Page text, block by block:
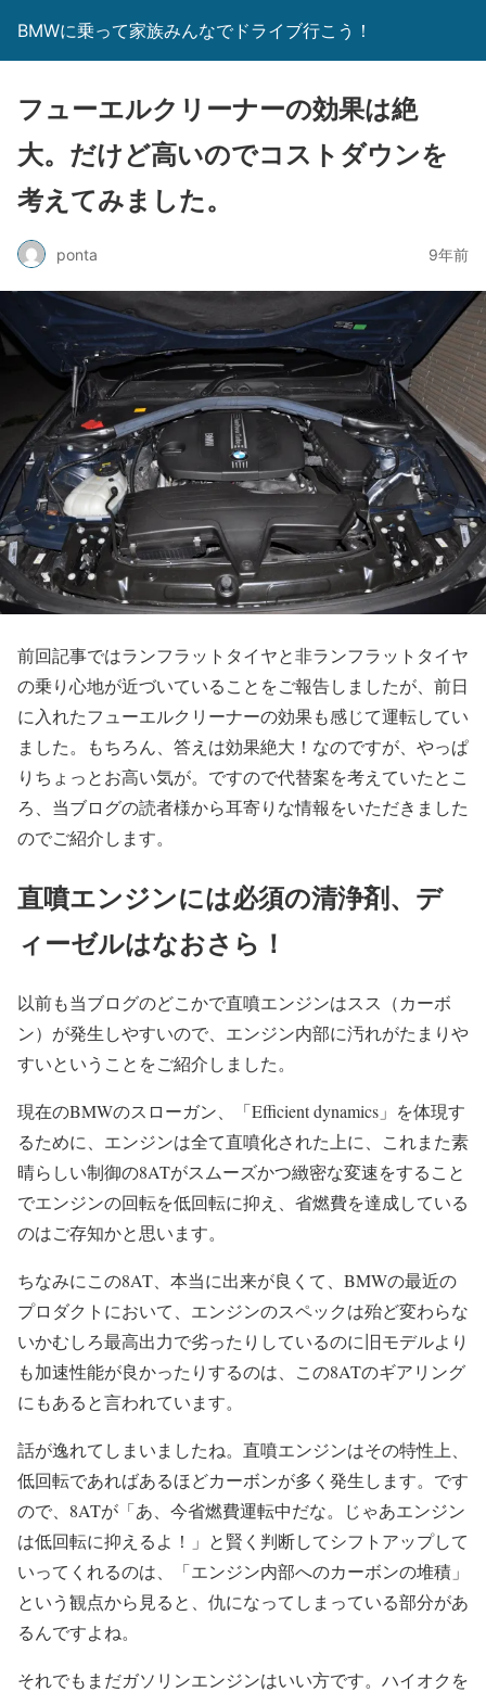
BMWに乗って家族みんなでドライブ行こう！
フューエルクリーナーの効果は絶
大。だけど高いのでコストダウンを
考えてみました。
ponta 9年前
前回記事ではランフラットタイヤと非ランフラットタイヤ
の乗り心地が近づいていることをご報告しましたが、前日
に入れたフューエルクリーナーの効果も感じて運転してい
ました。もちろん、答えは効果絶大！なのですが、やっぱ
りちょっとお高い気が。ですので代替案を考えていたとこ
ろ、当ブログの読者様から耳寄りな情報をいただきました
のでご紹介します。
直噴エンジンには必須の清浄剤、デ
ィーゼルはなおさら！
以前も当ブログのどこかで直噴エンジンはスス（カーボ
ン）が発生しやすいので、エンジン内部に汚れがたまりや
すいということをご紹介しました。
現在のBMWのスローガン、「Efficient dynamics」を体現す
るために、エンジンは全て直噴化された上に、これまた素
晴らしい制御の8ATがスムーズかつ緻密な変速をすること
でエンジンの回転を低回転に抑え、省燃費を達成している
のはご存知かと思います。
ちなみにこの8AT、本当に出来が良くて、BMWの最近の
プロダクトにおいて、エンジンのスペックは殆ど変わらな
いかむしろ最高出力で劣ったりしているのに旧モデルより
も加速性能が良かったりするのは、この8ATのギアリング
にもあると言われています。
話が逸れてしまいましたね。直噴エンジンはその特性上、
低回転であればあるほどカーボンが多く発生します。です
ので、8ATが「あ、今省燃費運転中だな。じゃあエンジン
は低回転に抑えるよ！」と賢く判断してシフトアップして
いってくれるのは、「エンジン内部へのカーボンの堆積」
という観点から見ると、仇になってしまっている部分があ
るんですよね。
それでもまだガソリンエンジンはいい方です。ハイオクを